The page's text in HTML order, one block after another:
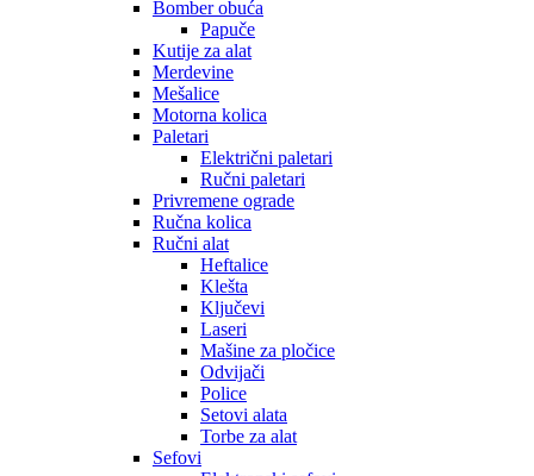
Bomber obuća
Papuče
Kutije za alat
Merdevine
Mešalice
Motorna kolica
Paletari
Električni paletari
Ručni paletari
Privremene ograde
Ručna kolica
Ručni alat
Heftalice
Klešta
Ključevi
Laseri
Mašine za pločice
Odvijači
Police
Setovi alata
Torbe za alat
Sefovi